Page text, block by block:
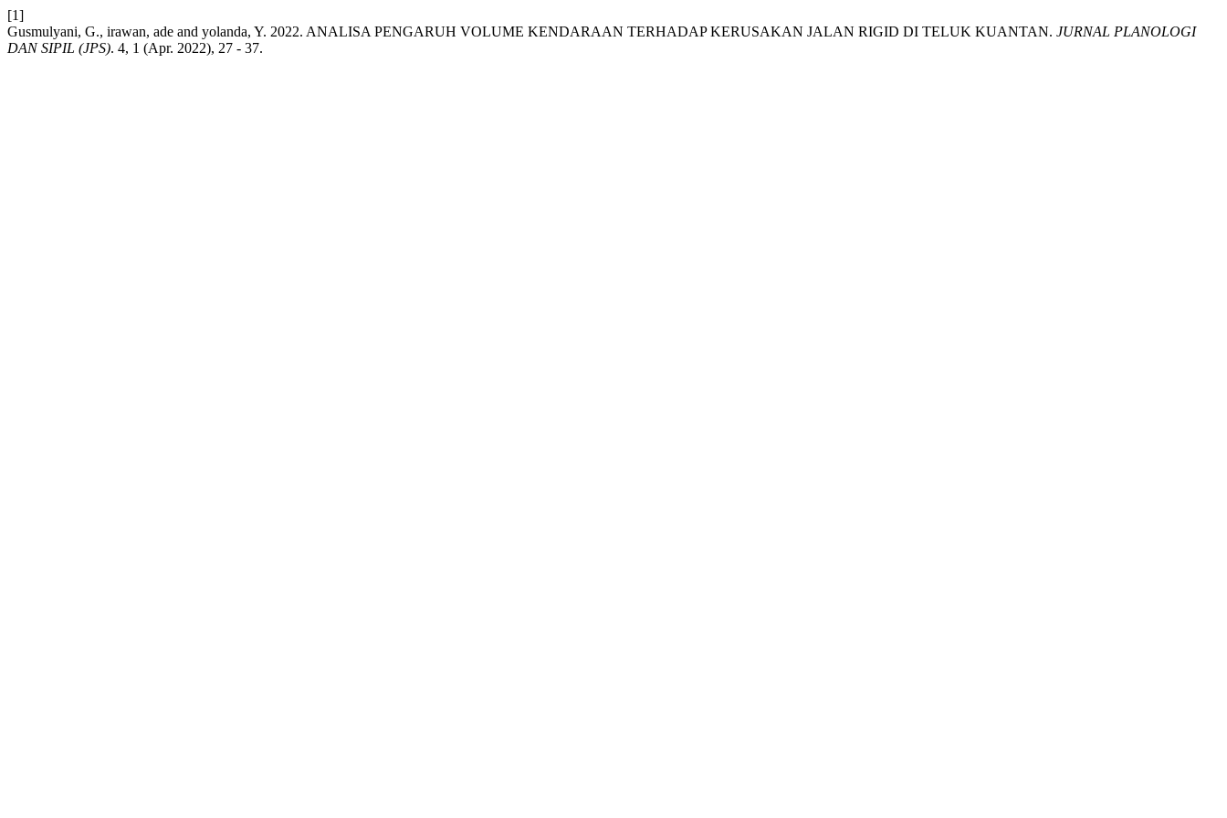
[1]
Gusmulyani, G., irawan, ade and yolanda, Y. 2022. ANALISA PENGARUH VOLUME KENDARAAN TERHADAP KERUSAKAN JALAN RIGID DI TELUK KUANTAN. JURNAL PLANOLOGI
DAN SIPIL (JPS). 4, 1 (Apr. 2022), 27 - 37.